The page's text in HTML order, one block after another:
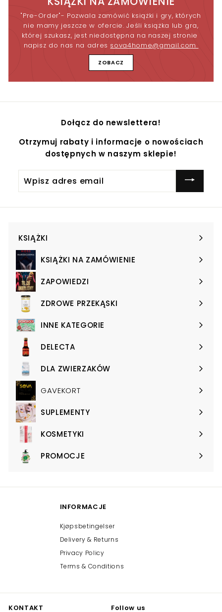
"Pre-Order"- Pozwala zamówić książki i gry, których
nie mamy jeszcze w ofercie. Jeśli książka lub gra,
której szukasz, jest niedostępna na naszej stronie
napisz do nas na adres sova4home@gmail.com
ZOBACZ
Dołącz do newslettera!
Otrzymuj rabaty i informacje o nowościach
dostępnych w naszym sklepie!
adres
KSIĄŻKI
Expand
submenuKSIĄŻKI NA ZAMÓWIENIE
Expand
submenuZAPOWIEDZI
Expand
submenuZDROWE PRZEKĄSKI
Expand
submenuINNE KATEGORIE
Expand
submenuDELECTA
Expand
submenuDLA ZWIERZAKÓW
Expand
submenuGAVEKORT
SUPLEMENTY
Expand
submenuKOSMETYKI
Expand
submenuPROMOCJE
Expand
INFORMACJE
Kjøpsbetingelser
Delivery & Returns
Privacy Policy
Terms & Conditions
KONTAKT Follow us